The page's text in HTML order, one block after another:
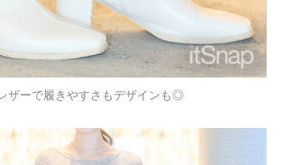
ザーで履きやすさもデザインも◎